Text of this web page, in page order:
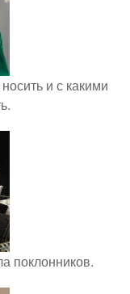
и с какими
поклонников.